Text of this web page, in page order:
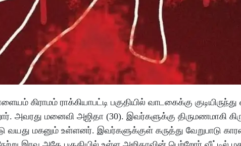
கிராமம் ராக்கியாபட்டி பகுதியில் வாடகைக்கு குடியிருந்து
அவரது மனைவி அஜிதா (30). இவர்களுக்கு திருமணமாகி
வயது மகனும் உள்ளனர். இவர்களுக்குள் கருத்து வேறுபாடு